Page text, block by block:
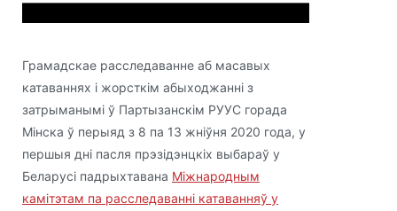
Грамадскае расследаванне аб масавых
катаваннях і жорсткім абыходжанні з
затрыманымі ў Партызанскім РУУС горада
Мінска ў перыяд з 8 па 13 жніўня 2020 года, у
першыя дні пасля прэзідэнцкіх выбараў у
Беларусі падрыхтавана Міжнародным
камітэтам па расследаванні катаванняў у